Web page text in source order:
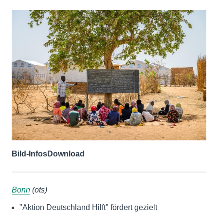
Bild-InfosDownload
Bonn (ots)
"Aktion Deutschland Hilft" fördert gezielt